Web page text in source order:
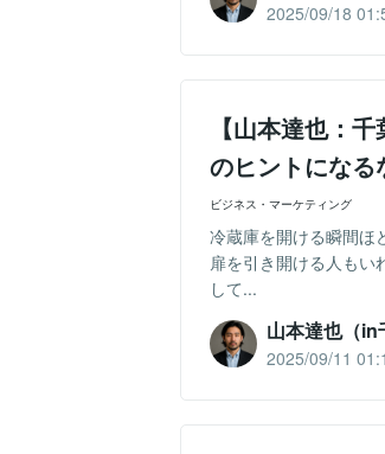
2025/09/18
【山本達也：
のヒントになる
ビジネス・マーケティング
冷蔵庫を開ける瞬間ほ
扉を引き開ける人もい
して...
山本達也（in
2025/09/11